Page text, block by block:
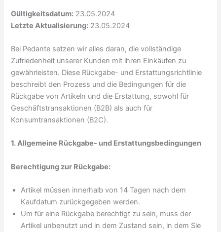
Gültigkeitsdatum: 23.05.2024
Letzte Aktualisierung: 23.05.2024
Bei Pedante setzen wir alles daran, die vollständige
Zufriedenheit unserer Kunden mit ihren Einkäufen zu
gewährleisten. Diese Rückgabe- und Erstattungsrichtlinie
beschreibt den Prozess und die Bedingungen für die
Rückgabe von Artikeln und die Erstattung, sowohl für
Geschäftstransaktionen (B2B) als auch für
Konsumtransaktionen (B2C).
1. Allgemeine Rückgabe- und Erstattungsbedingungen
Berechtigung zur Rückgabe:
Artikel müssen innerhalb von 14 Tagen nach dem
Kaufdatum zurückgegeben werden.
Um für eine Rückgabe berechtigt zu sein, muss der
Artikel unbenutzt und in dem Zustand sein, in dem Sie